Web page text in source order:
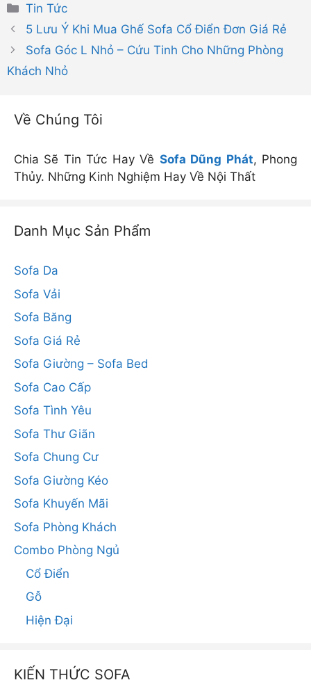
Danh
mục
Tin Tức
5 Lưu Ý Khi Mua Ghế Sofa Cổ Điển Đơn Giá Rẻ
Sofa Góc L Nhỏ – Cứu Tinh Cho Những Phòng
Khách Nhỏ
Về Chúng Tôi
Chia Sẽ Tin Tức Hay Về Sofa Dũng Phát, Phong
Thủy. Những Kinh Nghiệm Hay Về Nội Thất
Danh Mục Sản Phẩm
Sofa Da
Sofa Vải
Sofa Băng
Sofa Giá Rẻ
Sofa Giường – Sofa Bed
Sofa Cao Cấp
Sofa Tình Yêu
Sofa Thư Giãn
Sofa Chung Cư
Sofa Giường Kéo
Sofa Khuyến Mãi
Sofa Phòng Khách
Combo Phòng Ngủ
Cổ Điển
Gỗ
Hiện Đại
KIẾN THỨC SOFA